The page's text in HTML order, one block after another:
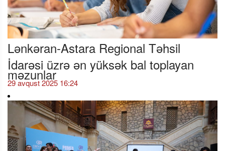
Lənkəran-Astara Regional Təhsil
İdarəsi üzrə ən yüksək bal toplayan
məzunlar
29 avqust 2025 16:24